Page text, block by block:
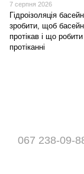
7 серпня 2026
Гідроізоляція
зробити, щоб
протікав і що
протіканні
067 238-09-